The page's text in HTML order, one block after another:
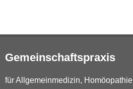
Gemeinschaftspraxis
für Allgemeinmedizin,